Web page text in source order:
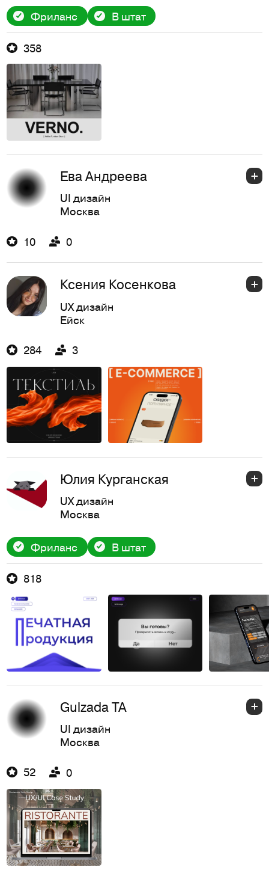
Фриланс В штат
358
Ева Андреева
UI дизайн
Москва
10 0
Ксения Косенкова
UX дизайн
Ейск
284 3
Юлия Курганская
UX дизайн
Москва
Фриланс В штат
818
Gulzada TA
UI дизайн
Москва
52 0